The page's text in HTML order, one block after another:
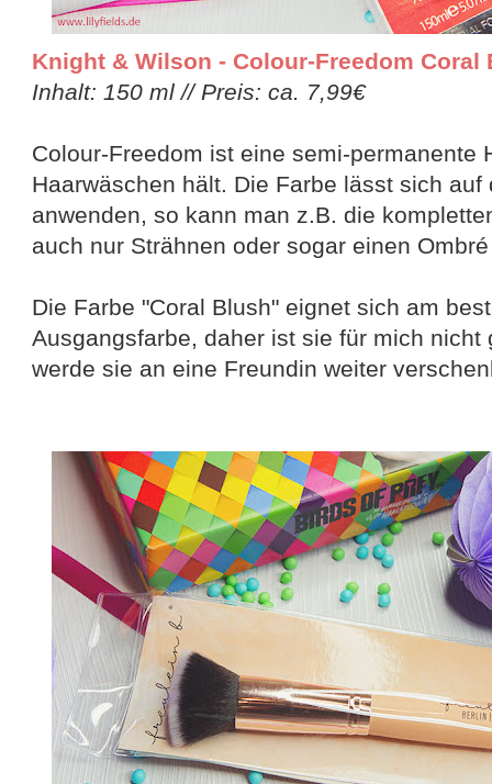
Knight & Wilson - Colour-Freedom Coral
Inhalt: 150 ml // Preis: ca. 7,99€
Colour-Freedom ist eine semi-permanente
Haarwäschen hält. Die Farbe lässt sich
anwenden, so kann man z.B. die
auch nur Strähnen oder sogar einen
Die Farbe "Coral Blush" eignet sich am
Ausgangsfarbe, daher ist sie für mich nicht
werde sie an eine Freundin weiter